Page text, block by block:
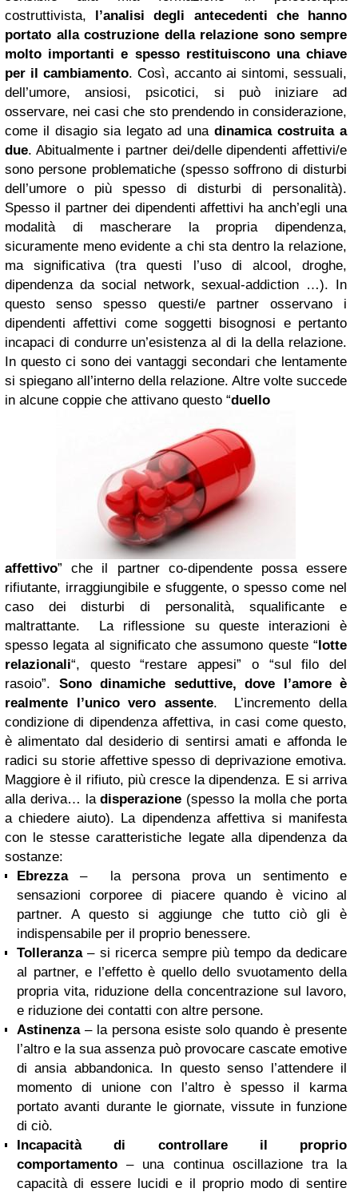
costruttivista, l’analisi degli antecedenti che hanno
portato alla costruzione della relazione sono sempre
molto importanti e spesso restituiscono una chiave
per il cambiamento. Così, accanto ai sintomi, sessuali,
dell’umore, ansiosi, psicotici, si può iniziare ad
osservare, nei casi che sto prendendo in considerazione,
come il disagio sia legato ad unadinamica costruita a
due. Abitualmente i partner dei/delle dipendenti affettivi/e
sono persone problematiche (spesso soffrono di disturbi
dell’umore o più spesso di disturbi di personalità).
Spesso il partner dei dipendenti affettivi ha anch’egli una
modalità di mascherare la propria dipendenza,
sicuramente meno evidente a chi sta dentro la relazione,
ma significativa (tra questi l’uso di alcool, droghe,
dipendenza da social network, sexual-addiction …). In
questo senso spesso questi/e partner osservano i
dipendenti affettivi come soggetti bisognosi e pertanto
incapaci di condurre un’esistenza al di la della relazione.
In questo ci sono dei vantaggi secondari che lentamente
si spiegano all’interno della relazione. Altre volte succede
in alcune coppie che attivano questo “duello
affettivo” che il partner co-dipendente possa essere
rifiutante, irraggiungibile e sfuggente, o spesso come nel
caso dei disturbi di personalità, squalificante e
maltrattante. La riflessione su queste interazioni è
spesso legata al significato che assumono queste “lotte
relazionali“, questo “restare appesi” o “sul filo del
rasoio”. Sono dinamiche seduttive, dove l’amore è
realmente l’unico vero assente. L’incremento della
condizione di dipendenza affettiva, in casi come questo,
è alimentato dal desiderio di sentirsi amati e affonda le
radici su storie affettive spesso di deprivazione emotiva.
Maggiore è il rifiuto, più cresce la dipendenza. E si arriva
alla deriva… ladisperazione (spesso la molla che porta
a chiedere aiuto). La dipendenza affettiva si manifesta
con le stesse caratteristiche legate alla dipendenza da
sostanze:
Ebrezza– la persona prova un sentimento e
sensazioni corporee di piacere quando è vicino al
partner. A questo si aggiunge che tutto ciò gli è
indispensabile per il proprio benessere.
Tolleranza– si ricerca sempre più tempo da dedicare
al partner, e l’effetto è quello dello svuotamento della
propria vita, riduzione della concentrazione sul lavoro,
e riduzione dei contatti con altre persone.
Astinenza– la persona esiste solo quando è presente
l’altro e la sua assenza può provocare cascate emotive
di ansia abbandonica. In questo senso l’attendere il
momento di unione con l’altro è spesso il karma
portato avanti durante le giornate, vissute in funzione
di ciò.
Incapacità di controllare il proprio
comportamento – una continua oscillazione tra la
capacità di essere lucidi e il proprio modo di sentire